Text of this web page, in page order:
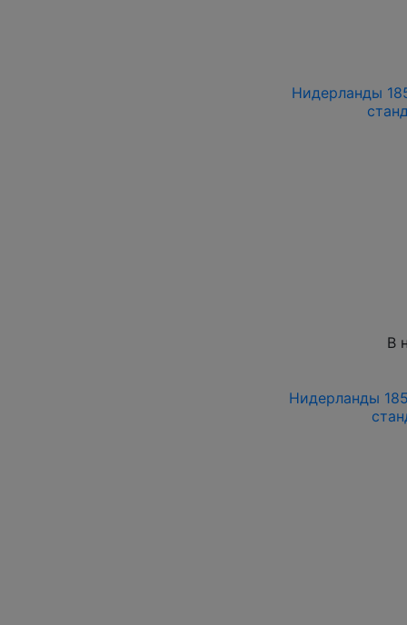
Нидерланды
В
Нидерланды